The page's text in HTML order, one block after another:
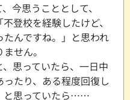
今思うこととして、
登校を経験したけど、
んですね。」と思われ
せん。
、思っていたら、一日中
たり、ある程度回復し
と思っていたら……